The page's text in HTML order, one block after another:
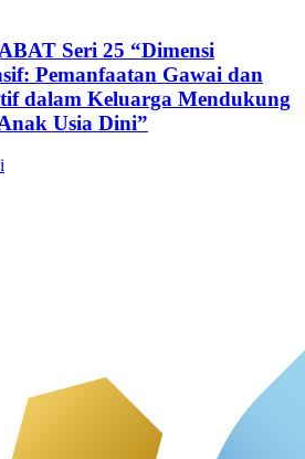
Seri 25 “Dimensi
Pemanfaatan Gawai dan
dalam Keluarga Mendukung
Usia Dini”